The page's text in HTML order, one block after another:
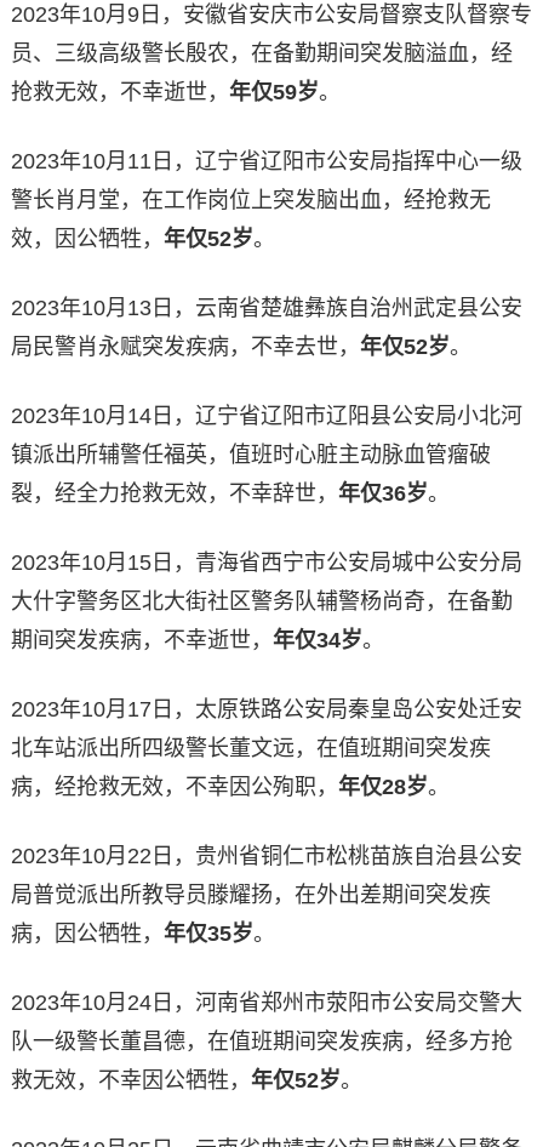
2023年10月9日，安徽省安庆市公安局督察支队督察专
员、三级高级警长殷农，在备勤期间突发脑溢血，经
抢救无效，不幸逝世， 年仅59岁。
2023年10月11日，辽宁省辽阳市公安局指挥中心一级
警长肖月堂，在工作岗位上突发脑出血，经抢救无
效，因公牺牲， 年仅52岁。
2023年10月13日，云南省楚雄彝族自治州武定县公安
局民警肖永赋突发疾病，不幸去世， 年仅52岁。
2023年10月14日，辽宁省辽阳市辽阳县公安局小北河
镇派出所辅警任福英，值班时心脏主动脉血管瘤破
裂，经全力抢救无效，不幸辞世， 年仅36岁。
2023年10月15日，青海省西宁市公安局城中公安分局
大什字警务区北大街社区警务队辅警杨尚奇，在备勤
期间突发疾病，不幸逝世， 年仅34岁。
2023年10月17日，太原铁路公安局秦皇岛公安处迁安
北车站派出所四级警长董文远，在值班期间突发疾
病，经抢救无效，不幸因公殉职， 年仅28岁。
2023年10月22日，贵州省铜仁市松桃苗族自治县公安
局普觉派出所教导员滕耀扬，在外出差期间突发疾
病，因公牺牲， 年仅35岁。
2023年10月24日，河南省郑州市荥阳市公安局交警大
队一级警长董昌德，在值班期间突发疾病，经多方抢
救无效，不幸因公牺牲， 年仅52岁。